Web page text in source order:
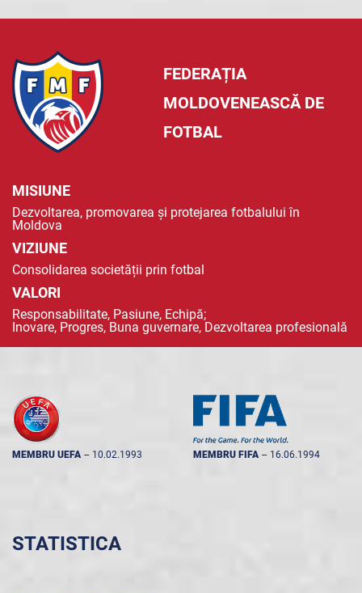
FEDERAȚIA
MOLDOVENEASCĂ DE
FOTBAL
MISIUNE
Dezvoltarea, promovarea și protejarea fotbalului în
Moldova
VIZIUNE
Consolidarea societății prin fotbal
VALORI
Responsabilitate, Pasiune, Echipă;
Inovare, Progres, Buna guvernare, Dezvoltarea profesională
MEMBRU UEFA -- 10.02.1993 MEMBRU FIFA -- 16.06.1994
STATISTICA